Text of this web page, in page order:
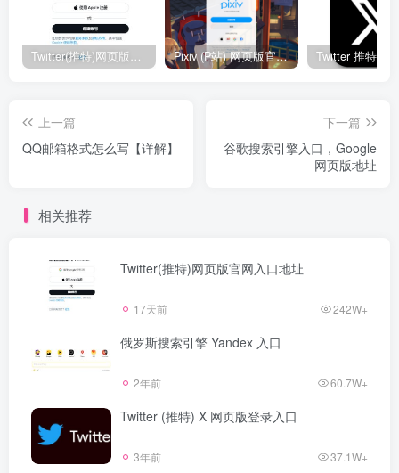
Twitter(推特)网页版官网入口地址 Pixiv (P站) 网页版官网入口地址
上一篇
QQ邮箱格式怎么写【详解】
下一篇
谷歌搜索引擎入口，Google
网页版地址
相关推荐
Twitter(推特)网页版官网入口地址
17天前 242W+
俄罗斯搜索引擎 Yandex 入口
2年前 60.7W+
Twitter (推特) X 网页版登录入口
3年前 37.1W+